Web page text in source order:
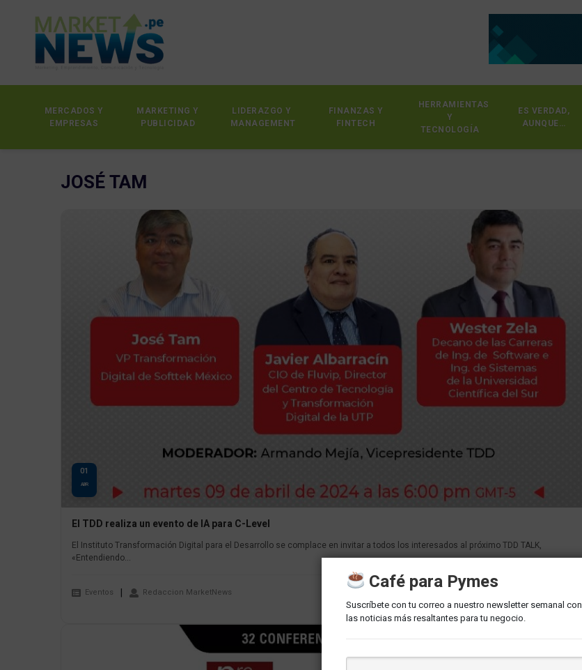
MERCADOS Y
EMPRESAS
MARKETING Y
PUBLICIDAD
LIDERAZGO Y
MANAGEMENT
FINANZAS Y
FINTECH
HERRAMIENTAS
Y
TECNOLOGÍA
ES VERDAD,
AUNQUE…
JOSÉ TAM
01
ABR
El TDD realiza un evento de IA para C-Level
El Instituto Transformación Digital para el Desarrollo se complace en invitar a todos los interesados al próximo TDD TALK,
«Entendiendo...
Eventos Redaccion MarketNews Café para Pymes
Suscríbete con tu correo a nuestro newsletter semanal con
las noticias más resaltantes para tu negocio.